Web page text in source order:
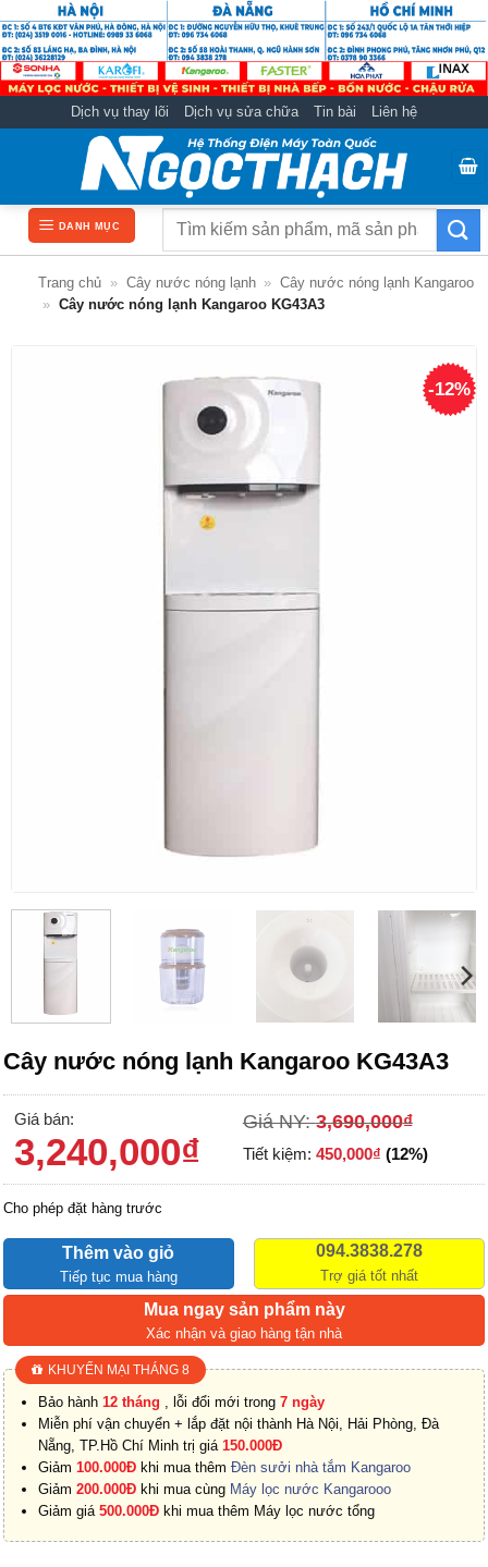
qua
nội
dung
Dịch vụ thay lõi Dịch vụ sửa chữa Tin bài Liên hệ
DANH MỤC
Tìm
Trang chủ » Cây nước nóng lạnh » Cây nước nóng lạnh Kangaroo
» Cây nước nóng lạnh Kangaroo KG43A3
-12%
Cây nước nóng lạnh Kangaroo KG43A3
Giá bán:
3,240,000₫
Giá NY:3,690,000₫
Tiết kiệm: 450,000₫ (12%)
Cho phép đặt hàng trước
Thêm vào giỏ
Tiếp tục mua hàng
094.3838.278
Trợ giá tốt nhất
Mua ngay sản phẩm này
Xác nhận và giao hàng tận nhà
KHUYẾN MẠI THÁNG 8
Bảo hành12 tháng , lỗi đổi mới trong7 ngày
Miễn phí vận chuyển + lắp đặt nội thành Hà Nội, Hải Phòng, Đà
Nẵng, TP.Hồ Chí Minh trị giá150.000Đ
Giảm100.000Đ khi mua thêmĐèn sưởi nhà tắm Kangaroo
Giảm200.000Đ khi mua cùng Máy lọc nước Kangarooo
Giảm giá500.000Đ khi mua thêm Máy lọc nước tổng